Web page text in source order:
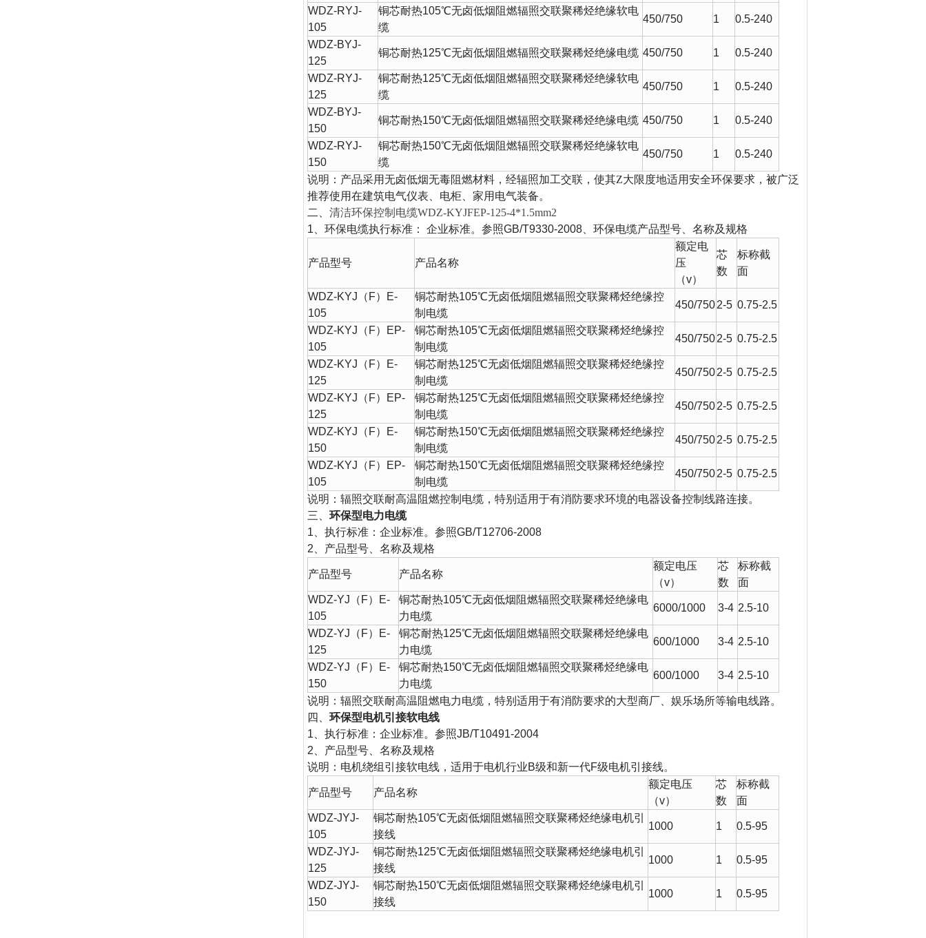
WDZ-RYJ-
105
铜芯耐热105℃无卤低烟阻燃辐照交联聚稀烃绝缘软电
缆
450/750 1 0.5-240
WDZ-BYJ-
125
铜芯耐热125℃无卤低烟阻燃辐照交联聚稀烃绝缘电缆 450/750 1 0.5-240
WDZ-RYJ-
125
铜芯耐热125℃无卤低烟阻燃辐照交联聚稀烃绝缘软电
缆
450/750 1 0.5-240
WDZ-BYJ-
150
铜芯耐热150℃无卤低烟阻燃辐照交联聚稀烃绝缘电缆 450/750 1 0.5-240
WDZ-RYJ-
150
铜芯耐热150℃无卤低烟阻燃辐照交联聚稀烃绝缘软电
缆
450/750 1 0.5-240
说明：产品采用无卤低烟无毒阻燃材料，经辐照加工交联，使其Z大限度地适用安全环保要求，被广泛
推荐使用在建筑电气仪表、电柜、家用电气装备。
二、 清洁环保控制电缆WDZ-KYJFEP-125-4*1.5mm2
1 、环保电缆执行标准： 企业标准。参照GB/T9330-2008 、环保电缆产品型号、名称及规格
产品型号 产品名称
额定电
压
（v）
芯
数
标称截
面
WDZ-KYJ （ F）
E-
105
铜芯耐热105℃无卤低烟阻燃辐照交联聚稀烃绝缘控
制电缆
450/7502-5 0.75-2.5
WDZ-KYJ （ F）
EP-
105
铜芯耐热105℃无卤低烟阻燃辐照交联聚稀烃绝缘控
制电缆
450/7502-5 0.75-2.5
WDZ-KYJ （ F）
E-
125
铜芯耐热125℃无卤低烟阻燃辐照交联聚稀烃绝缘控
制电缆
450/7502-5 0.75-2.5
WDZ-KYJ （ F）
EP-
125
铜芯耐热125℃无卤低烟阻燃辐照交联聚稀烃绝缘控
制电缆
450/7502-5 0.75-2.5
WDZ-KYJ （ F）
E-
150
铜芯耐热150℃无卤低烟阻燃辐照交联聚稀烃绝缘控
制电缆
450/7502-5 0.75-2.5
WDZ-KYJ （ F）
EP-
105
铜芯耐热150℃无卤低烟阻燃辐照交联聚稀烃绝缘控
制电缆
450/7502-5 0.75-2.5
说明：辐照交联耐高温阻燃控制电缆 ，特别适用于有消防要求环境的电器设备控制线路连接。
三、 环保型电力电缆
1 、执行标准：企业标准。参照GB/T12706-2008
2 、产品型号、名称及规格
产品型号 产品名称
额定电压
（v）
芯
数
标称截
面
WDZ-YJ （ F）
E-
105
铜芯耐热105℃无卤低烟阻燃辐照交联聚稀烃绝缘电
力电缆
6000/1000 3-4 2.5-10
WDZ-YJ （ F）
E-
125
铜芯耐热125℃无卤低烟阻燃辐照交联聚稀烃绝缘电
力电缆
600/1000 3-4 2.5-10
WDZ-YJ （ F）
E-
150
铜芯耐热150℃无卤低烟阻燃辐照交联聚稀烃绝缘电
力电缆
600/1000 3-4 2.5-10
说明：辐照交联耐高温阻燃电力电缆 ，特别适用于有消防要求的大型商厂、娱乐场所等输电线路。
四、 环保型电机引接软电线
1 、执行标准：企业标准。参照JB/T10491-2004
2 、产品型号、名称及规格
说明：电机绕组引接软电线，适用于电机行业B级和新一代F级电机引接线。
产品型号 产品名称
额定电压
（v）
芯
数
标称截
面
WDZ-JYJ-
105
铜芯耐热105℃无卤低烟阻燃辐照交联聚稀烃绝缘电机引
接线
1000 1 0.5-95
WDZ-JYJ-
125
铜芯耐热125℃无卤低烟阻燃辐照交联聚稀烃绝缘电机引
接线
1000 1 0.5-95
WDZ-JYJ-
150
铜芯耐热150℃无卤低烟阻燃辐照交联聚稀烃绝缘电机引
接线
1000 1 0.5-95